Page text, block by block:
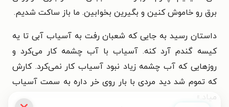
برق رو خاموش کنین و بگیرین بخوابین. ما باز ساکت شدیم.
داستان رسید به جایی که شعبان رفت به آسیاب آبی تا یه
کیسه گندم آرد کنه. آسیاب با آب چشمه کار می‌کرد و
روزهایی که آب چشمه زیاد نبود آسیاب کار نمی‌کرد. کارش
که تموم شد دید مردی با بار روی خر داره به سمت آسیاب
میاد.